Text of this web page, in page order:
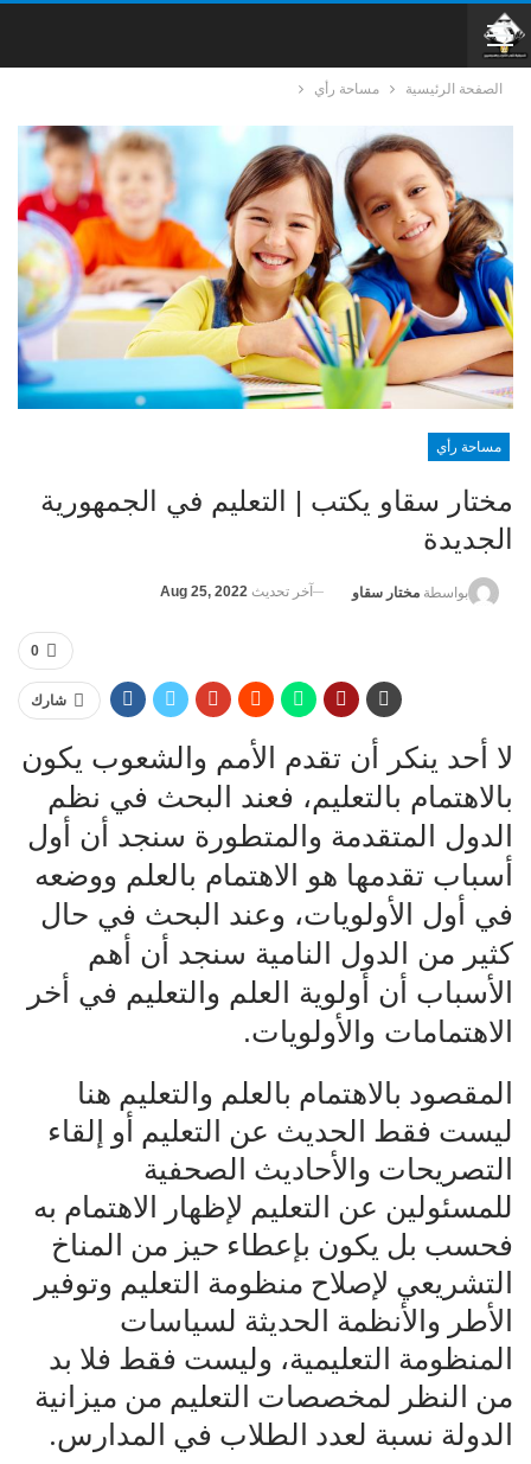
الصفحة الرئيسية مساحة رأي
مساحة رأي
مختار سقاو يكتب | التعليم في الجمهورية
الجديدة
بواسطة مختار سقاو آخر تحديث Aug 25, 2022
0
شارك
لا أحد ينكر أن تقدم الأمم والشعوب يكون
بالاهتمام بالتعليم، فعند البحث في نظم
الدول المتقدمة والمتطورة سنجد أن أول
أسباب تقدمها هو الاهتمام بالعلم ووضعه
في أول الأولويات، وعند البحث في حال
كثير من الدول النامية سنجد أن أهم
الأسباب أن أولوية العلم والتعليم في أخر
الاهتمامات والأولويات.
المقصود بالاهتمام بالعلم والتعليم هنا
ليست فقط الحديث عن التعليم أو إلقاء
التصريحات والأحاديث الصحفية
للمسئولين عن التعليم لإظهار الاهتمام به
فحسب بل يكون بإعطاء حيز من المناخ
التشريعي لإصلاح منظومة التعليم وتوفير
الأطر والأنظمة الحديثة لسياسات
المنظومة التعليمية، وليست فقط فلا بد
من النظر لمخصصات التعليم من ميزانية
الدولة نسبة لعدد الطلاب في المدارس.